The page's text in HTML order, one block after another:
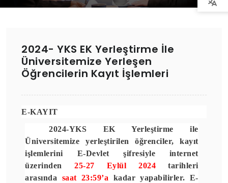
2024- YKS EK Yerleştirme İle
Üniversitemize Yerleşen
Öğrencilerin Kayıt İşlemleri
E-KAYIT
2024-YKS EK Yerleştirme ile
Üniversitemize yerleştirilen öğrenciler, kayıt
işlemlerini E-Devletşifresiyle internet
üzerinden25-27 Eylül 2024tarihleri
arasında saat 23:59’a kadar yapabilirler. E-